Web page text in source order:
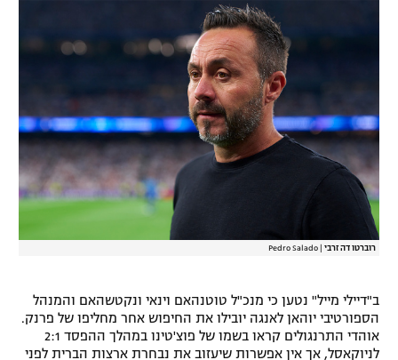
רוברטו דה זרבי Pedro Salado
ב"דיילי מייל" נטען כי מנכ"ל טוטנהאם וינאי ונקטשהאם והמנהל
הספורטיבי יוהאן לאנגה יובילו את החיפוש אחר מחליפו של פרנק.
אוהדי התרנגולים קראו בשמו של פוצ'טינו במהלך ההפסד 2:1
לניוקאסל, אך אין אפשרות שיעזוב את נבחרת ארצות הברית לפני